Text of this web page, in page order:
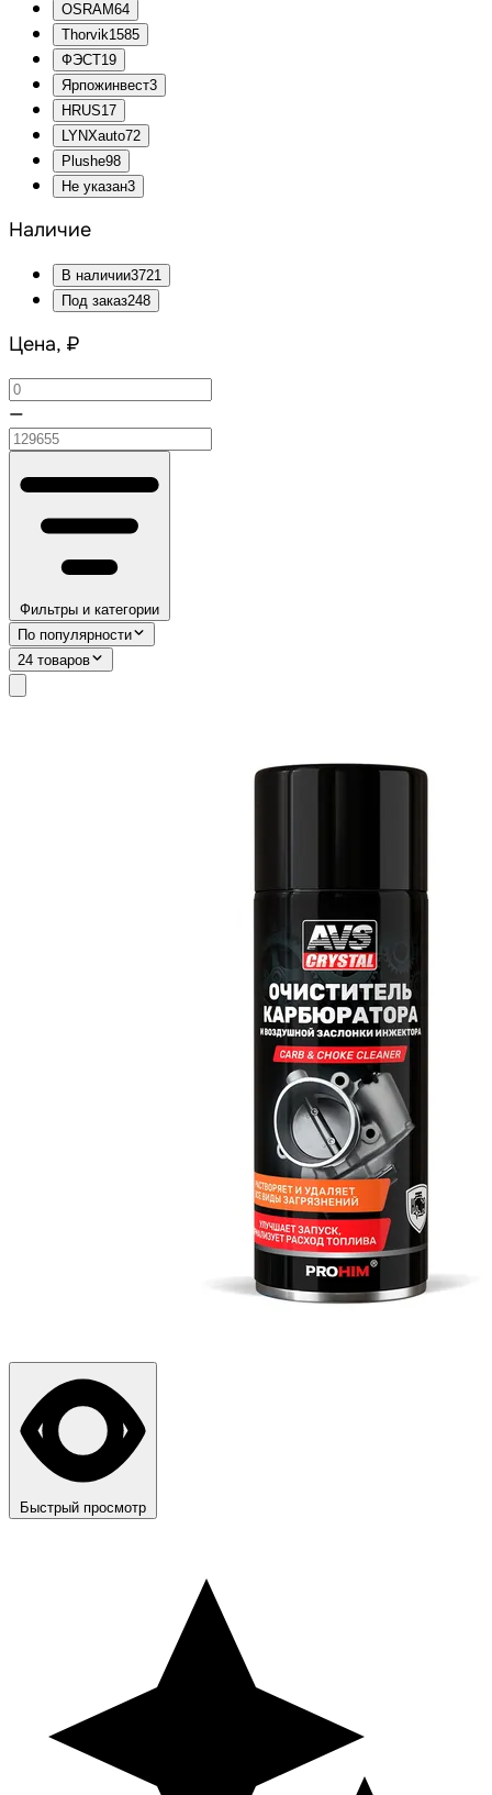
OSRAM64
Thorvik1585
ФЭСТ19
Ярпожинвест3
HRUS17
LYNXauto72
Plushe98
Не указан3
Наличие
В наличии3721
Под заказ248
Цена, ₽
—
Фильтры и категории
По популярности
24 товаров
Быстрый просмотр